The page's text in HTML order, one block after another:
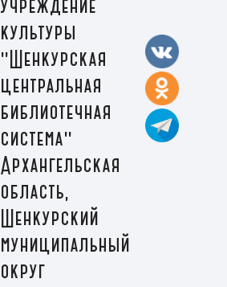
учреждение
культуры
"Шенкурская
центральная
библиотечная
система"
Архангельская
область,
Шенкурский
муниципальный
округ